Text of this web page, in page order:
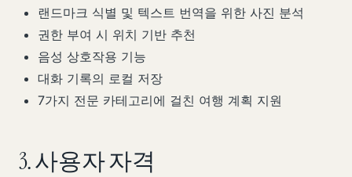
랜드마크 식별 및 텍스트 번역을 위한 사진 분석
권한 부여 시 위치 기반 추천
음성 상호작용 기능
대화 기록의 로컬 저장
7가지 전문 카테고리에 걸친 여행 계획 지원
3. 사용자 자격